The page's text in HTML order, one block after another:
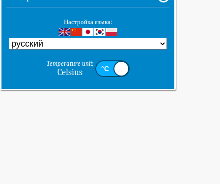
Настройка языка:
Temperature unit:
Celsius